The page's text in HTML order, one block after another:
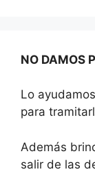
NO DAMOS
Lo
para
Además
salir de las